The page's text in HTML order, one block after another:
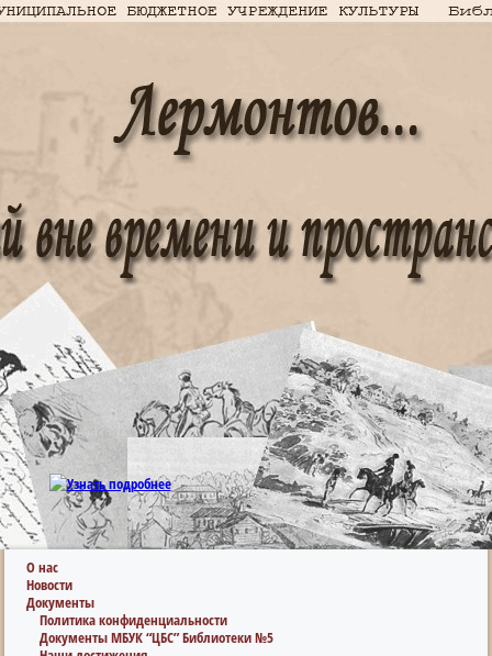
О нас
Новости
Документы
Политика конфиденциальности
Документы МБУК “ЦБС” Библиотеки №5